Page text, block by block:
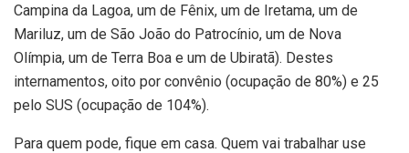
Campina da Lagoa, um de Fênix, um de Iretama, um de
Mariluz, um de São João do Patrocínio, um de Nova
Olímpia, um de Terra Boa e um de Ubiratã). Destes
internamentos, oito por convênio (ocupação de 80%) e 25
pelo SUS (ocupação de 104%).
Para quem pode, fique em casa. Quem vai trabalhar use